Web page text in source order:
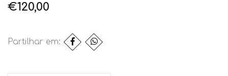
€120,00
Partilhar em: